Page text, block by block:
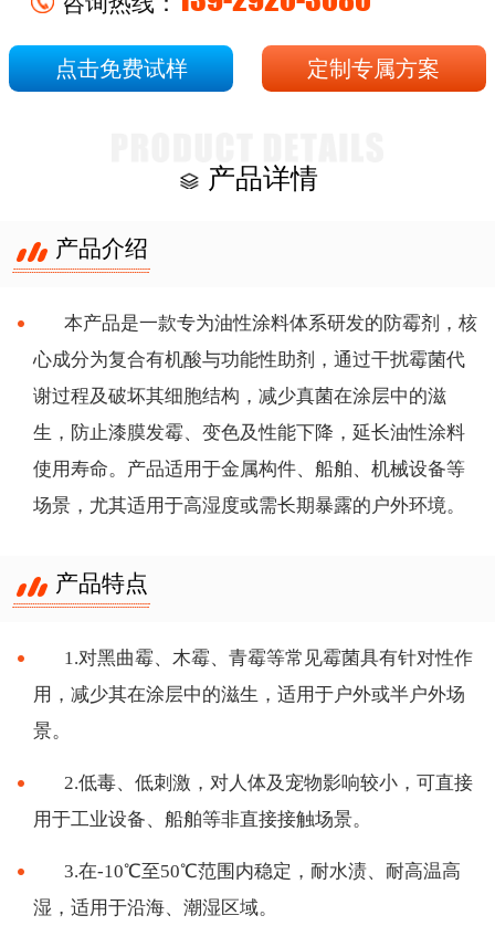
点击免费试样 定制专属方案
产品详情
产品介绍
本产品是一款专为油性涂料体系研发的防霉剂，核
心成分为复合有机酸与功能性助剂，通过干扰霉菌代
谢过程及破坏其细胞结构，减少真菌在涂层中的滋
生，防止漆膜发霉、变色及性能下降，延长油性涂料
使用寿命。产品适用于金属构件、船舶、机械设备等
场景，尤其适用于高湿度或需长期暴露的户外环境。
产品特点
1.对黑曲霉、木霉、青霉等常见霉菌具有针对性作
用，减少其在涂层中的滋生，适用于户外或半户外场
景。
2.低毒、低刺激，对人体及宠物影响较小，可直接
用于工业设备、船舶等非直接接触场景。
3.在-10℃至50℃范围内稳定，耐水渍、耐高温高
湿，适用于沿海、潮湿区域。